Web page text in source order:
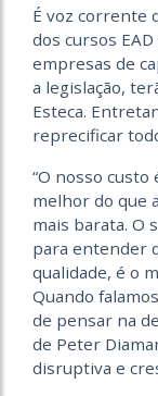
É voz corrente
dos cursos
empresas de
a legislação,
Esteca.
reprecificar
“O nosso custo
melhor do que
mais barata. O
para entender
qualidade, é o
Quando
de pensar na
de Peter
disruptiva e